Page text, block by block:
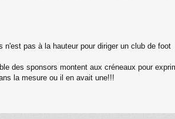
pas à la hauteur pour diriger un club de foot
des sponsors montent aux créneaux pour
la mesure ou il en avait une!!!